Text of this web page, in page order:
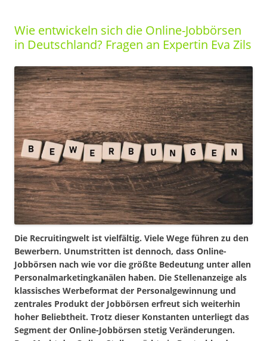
Wie entwickeln sich die Online-Jobbörsen
in Deutschland? Fragen an Expertin Eva Zils
Die Recruitingwelt ist vielfältig. Viele Wege führen zu den
Bewerbern. Unumstritten ist dennoch, dass Online-
Jobbörsen nach wie vor die größte Bedeutung unter allen
Personalmarketingkanälen haben. Die Stellenanzeige als
klassisches Werbeformat der Personalgewinnung und
zentrales Produkt der Jobbörsen erfreut sich weiterhin
hoher Beliebtheit. Trotz dieser Konstanten unterliegt das
Segment der Online-Jobbörsen stetig Veränderungen.